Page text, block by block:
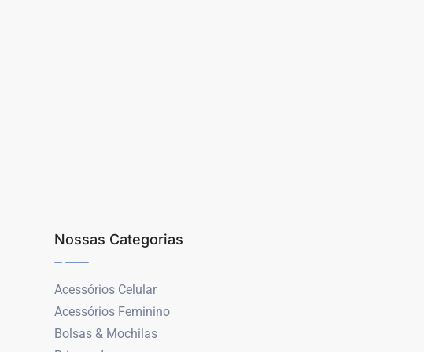
Nossas Categorias
Acessórios Celular
Acessórios Feminino
Bolsas & Mochilas